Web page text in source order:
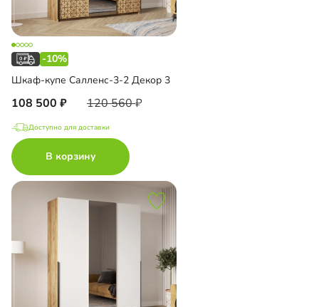
-10%
Шкаф-купе Салленс-3-2 Декор 3
108 500 120 560
Доступно для доставки
В корзину